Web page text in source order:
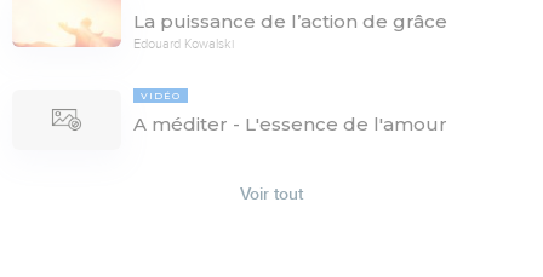
La puissance de l’action de grâce
Edouard Kowalski
VIDÉO
A méditer - L'essence de l'amour
Voir tout